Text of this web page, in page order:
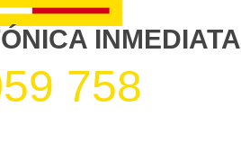
INMEDIATA
758